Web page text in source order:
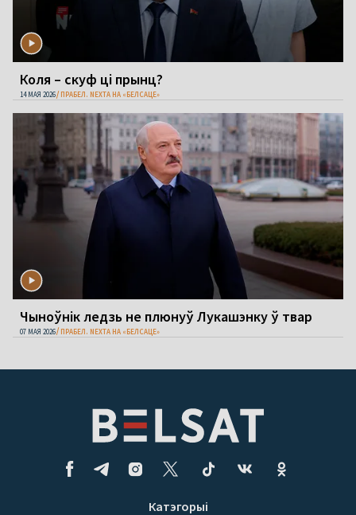
Коля – скуф ці прынц?
14 МАЯ 2026 ПРАБЕЛ. NEXTA НА «БЕЛСАЦЕ»
Чыноўнік ледзь не плюнуў Лукашэнку ў твар
07 МАЯ 2026 ПРАБЕЛ. NEXTA НА «БЕЛСАЦЕ»
Катэгорыі